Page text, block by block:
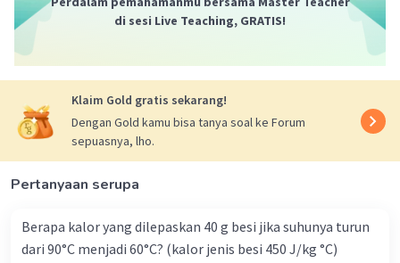
Iklan
di sesi Live Teaching, GRATIS!
Klaim Gold gratis sekarang!
Dengan Gold kamu bisa tanya soal ke Forum
sepuasnya, lho.
Pertanyaan serupa
Berapa kalor yang dilepaskan 40 g besi jika suhunya turun
dari 90°C menjadi 60°C? (kalor jenis besi 450 J/kg °C)